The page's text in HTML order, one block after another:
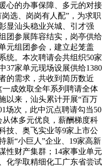
心的办事保障、多元的对接
选、岗岗有人配”，为求职
显汕头稳业兴城、引才强
团参展阵容结实，岗亭供给
元组团参会，建立起笼盖
统。本次聘请会共组织50家
37家单元现场设展供给1380
的需求，共收到简历数近
一成效取全年系列聘请全体
来，汕头累计开展“百万
场次，此中沉点聘请勾当50
体多元优良，薪酬梯度科
技、奥飞实业等9家上市公
新“小巨人”企业、19家高新
性财产集群；14家事业单元
化学取精细化工广东省尝试